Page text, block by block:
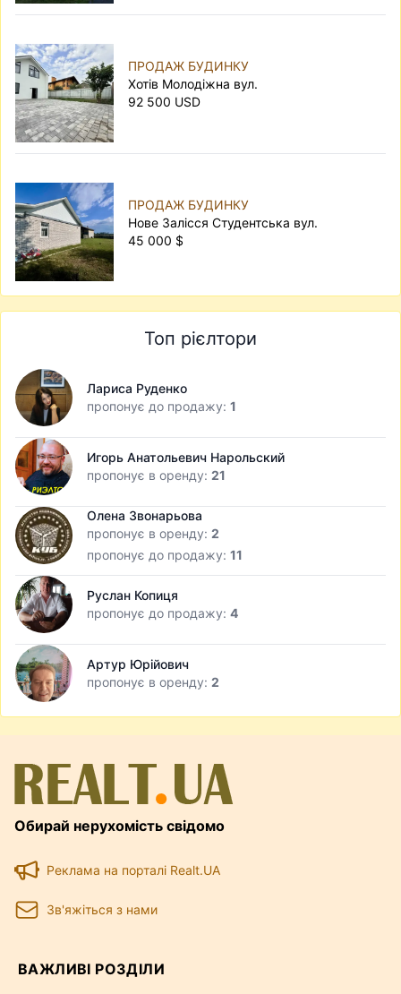
ПРОДАЖ БУДИНКУ
Хотів Молодіжна вул.
92 500 USD
ПРОДАЖ БУДИНКУ
Нове Залісся Студентська вул.
45 000 $
Топ рієлтори
Лариса Руденко
пропонує до продажу: 1
Игорь Анатольевич Нарольский
пропонує в оренду: 21
Олена Звонарьова
пропонує в оренду: 2
пропонує до продажу: 11
Руслан Копиця
пропонує до продажу: 4
Артур Юрійович
пропонує в оренду: 2
Обирай нерухомість свідомо
Реклама на порталі Realt.UA
Зв'яжіться з нами
ВАЖЛИВІ РОЗДІЛИ